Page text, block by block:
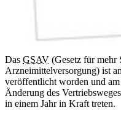
Das GSAV (Gesetz für mehr
Arzneimittelversorgung) ist
veröffentlicht worden und
Änderung des
in einem Jahr in Kraft treten.